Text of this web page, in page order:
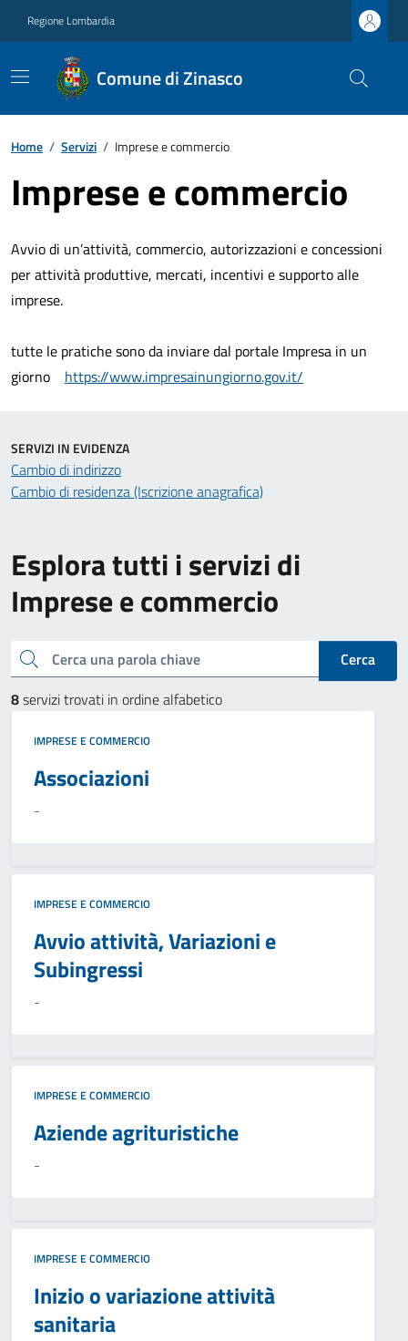
Regione Lombardia
Comune di Zinasco
Home / Servizi / Imprese e commercio
Imprese e commercio
Avvio di un’attività, commercio, autorizzazioni e concessioni
per attività produttive, mercati, incentivi e supporto alle
imprese.
tutte le pratiche sono da inviare dal portale Impresa in un
giorno https://www.impresainungiorno.gov.it/
Esplora tutti i servizi di
Imprese e commercio
Cerca una parola chiave
Cerca
8servizi trovati in ordine alfabetico
IMPRESE E COMMERCIO
Associazioni
-
IMPRESE E COMMERCIO
Avvio attività, Variazioni e
Subingressi
-
IMPRESE E COMMERCIO
Aziende agrituristiche
-
IMPRESE E COMMERCIO
Inizio o variazione attività
sanitaria
SERVIZI IN EVIDENZA
Cambio di indirizzo
Cambio di residenza (Iscrizione anagrafica)